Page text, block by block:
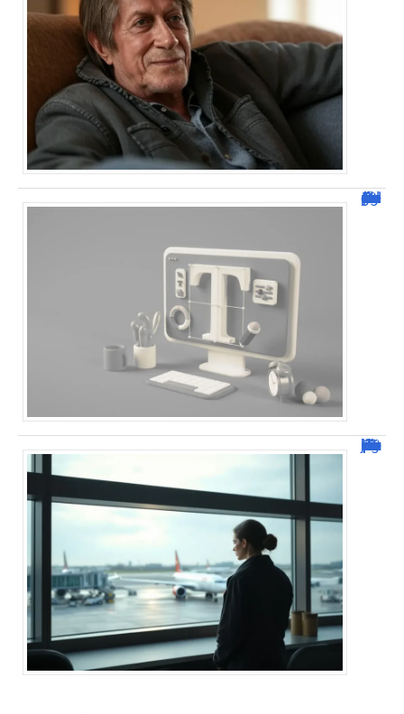
Dafont Police : guide complet pour télécharger !
Combien de jour pour un décès d’un parent à l’étranger ?